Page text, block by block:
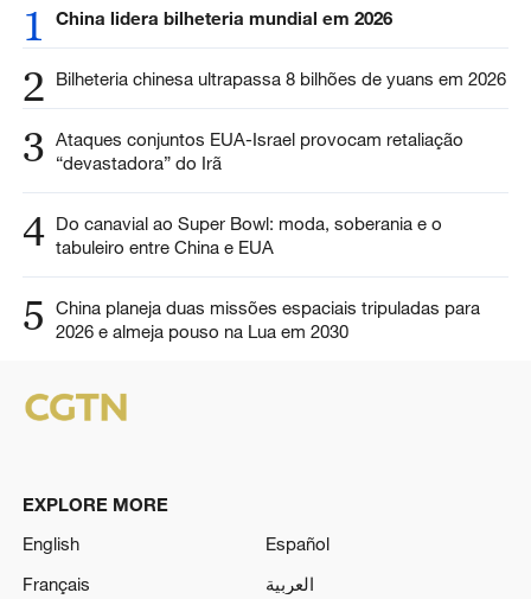
1 China lidera bilheteria mundial em 2026
2 Bilheteria chinesa ultrapassa 8 bilhões de yuans em 2026
3 Ataques conjuntos EUA-Israel provocam retaliação
“devastadora” do Irã
4 Do canavial ao Super Bowl: moda, soberania e o
tabuleiro entre China e EUA
5
China planeja duas missões espaciais tripuladas para
2026 e almeja pouso na Lua em 2030
EXPLORE MORE
English
Español
Français
العربية